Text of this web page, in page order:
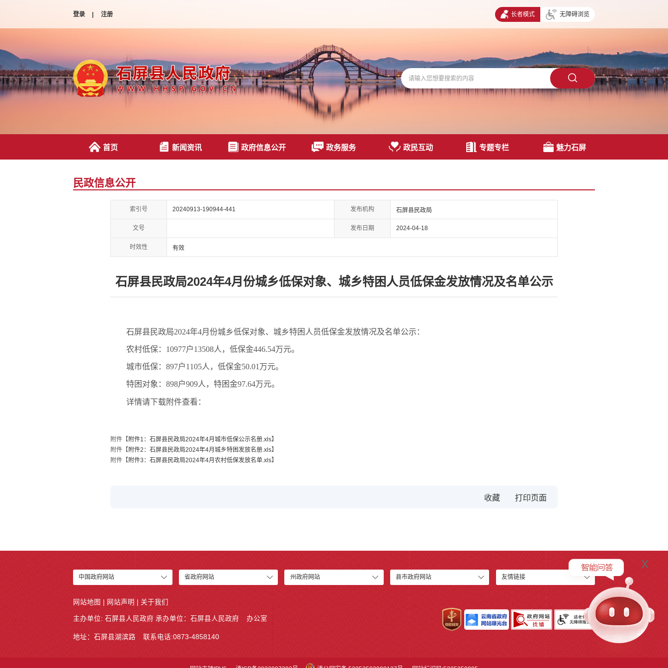
登录 | 注册 长者模式 无障碍浏览
首页 新闻资讯 政府信息公开 政务服务 政民互动 专题专栏 魅力石屏
民政信息公开
索引号 20240913-190944-441 发布机构 石屏县民政局
文号 发布日期 2024-04-18
时效性 有效
石屏县民政局2024年4月份城乡低保对象、城乡特困人员低保金发放情况及名单公示
石屏县民政局2024年4月份城乡低保对象、城乡特困人员低保金发放情况及名单公示：
农村低保：10977户13508人，低保金446.54万元。
城市低保：897户1105人，低保金50.01万元。
特困对象：898户909人，特困金97.64万元。
详情请下载附件查看：
附件【附件1：石屏县民政局2024年4月城市低保公示名册.xls】
附件【附件2：石屏县民政局2024年4月城乡特困发放名册.xls】
附件【附件3：石屏县民政局2024年4月农村低保发放名单.xls】
收藏
中国政府网站 省政府网站 州政府网站 县市政府网站 友情链接
网站地图 网站声明 关于我们
主办单位: 石屏县人民政府 承办单位： 石屏县人民政府 办公室
地址：石屏县湖滨路 联系电话:0873-4858140
x